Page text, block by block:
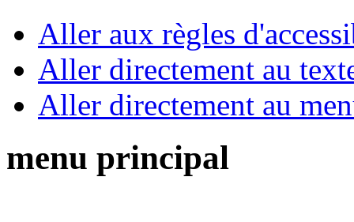
Aller aux règles
Aller directement au
Aller directement au
menu principal